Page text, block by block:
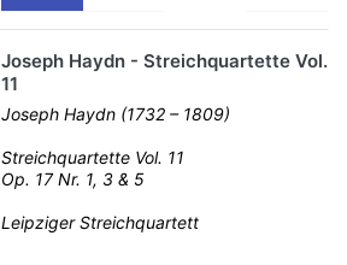
Joseph Haydn - Streichquartette Vol.
11
Joseph Haydn (1732 – 1809)
Streichquartette Vol. 11
Op. 17 Nr. 1, 3 & 5
Leipziger Streichquartett